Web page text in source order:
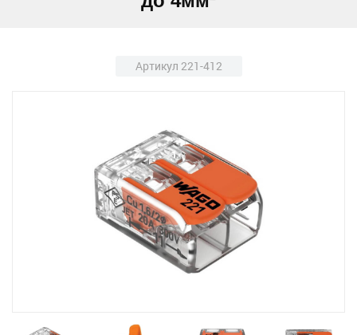
Артикул 221-412